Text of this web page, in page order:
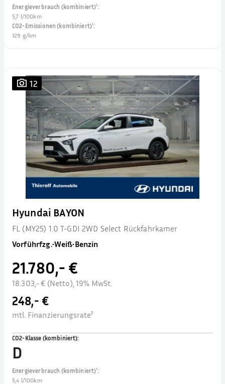
Energieverbrauch (kombiniert)¹:
5,7 l/100km
CO2-Emissionen (kombiniert)¹:
129 g/km
12
Hyundai BAYON
FL (MY25) 1.0 T-GDI 2WD Select Rückfahrkamer
Vorführfzg.•Weiß•Benzin
21.780,- €
18.303,- € (Netto), 19% MwSt.
248,- €
mtl. Finanzierungsrate²
CO2-Klasse (kombiniert):
D
Energieverbrauch (kombiniert)¹:
5,4 l/100km